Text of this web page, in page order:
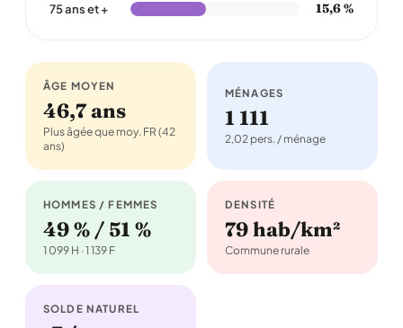
75 ans et + 15,6 %
ÂGE MOYEN
46,7 ans
Plus âgée que moy. FR (42
ans)
MÉNAGES
1 111
2,02 pers. / ménage
HOMMES / FEMMES
49 % / 51 %
1 099 H · 1 139 F
DENSITÉ
79 hab/km²
Commune rurale
SOLDE NATUREL